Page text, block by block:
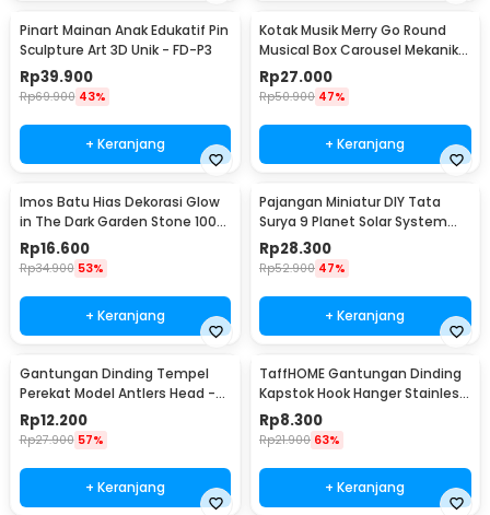
Pinart Mainan Anak Edukatif Pin
Sculpture Art 3D Unik - FD-P3
Rp39.900
Rp69.900 43%
+ Keranjang
Kotak Musik Merry Go Round
Musical Box Carousel Mekanikal
- HD-Y02
Rp27.000
Rp50.900 47%
+ Keranjang
Imos Batu Hias Dekorasi Glow
in The Dark Garden Stone 100
PCS - HC0043
Rp16.600
Rp34.900 53%
+ Keranjang
Pajangan Miniatur DIY Tata
Surya 9 Planet Solar System
Planetary - 2135
Rp28.300
Rp52.900 47%
+ Keranjang
Gantungan Dinding Tempel
Perekat Model Antlers Head -
MU03
Rp12.200
Rp27.900 57%
+ Keranjang
TaffHOME Gantungan Dinding
Kapstok Hook Hanger Stainless
Steel 201 - MT11
Rp8.300
Rp21.900 63%
+ Keranjang